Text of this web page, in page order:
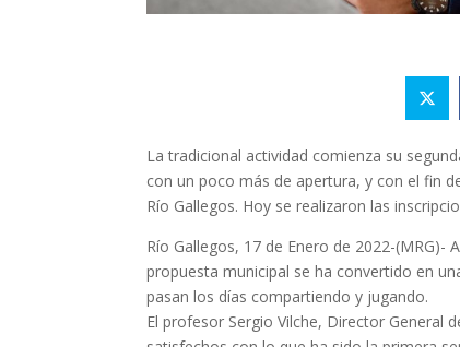
La tradicional actividad comienza su
con un poco más de apertura, y con el fin
Río Gallegos. Hoy se realizaron las
Río Gallegos, 17 de Enero de 2022-(MRG)-
propuesta municipal se ha convertido en
pasan los días compartiendo y jugando.
El profesor Sergio Vilche, Director General